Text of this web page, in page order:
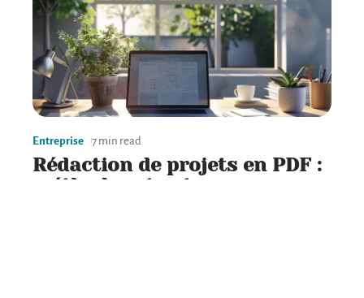
Entreprise 7 min read
Rédaction de projets en PDF :
méthodes et astuces